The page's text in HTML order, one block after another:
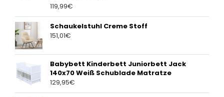
119,99€
Schaukelstuhl Creme Stoff
151,01€
Babybett Kinderbett Juniorbett Jack
140x70 Weiß Schublade Matratze
129,95€